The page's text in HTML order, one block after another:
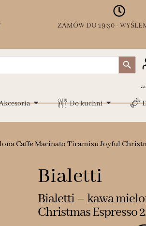
ZAMÓW DO 19:30 -
Search Button
Do kuchni
Caffe Macinato Tiramisu Joyful
Bialetti
Bialetti – kawa
Christmas Espresso